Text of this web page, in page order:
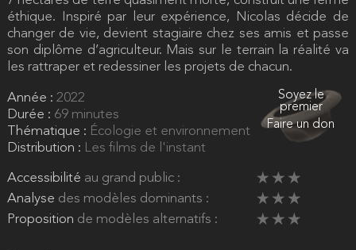
éthique. Inspiré par leur expérience, Nicolas décide de
changer de vie, devient stagiaire chez ses amis et passe
son diplôme d’agriculteur. Mais sur le terrain la réalité va
les rattraper et redessiner les projets de chacun.
Année : 2022
Durée : 69 minutes
Thématique : Écologie et environnement
Distribution : Les films de l'instant
Accessibilité au grand public :
Analyse des modèles dominants :
Proposition de modèles alternatifs :
Soyez le
premier
Faire un don